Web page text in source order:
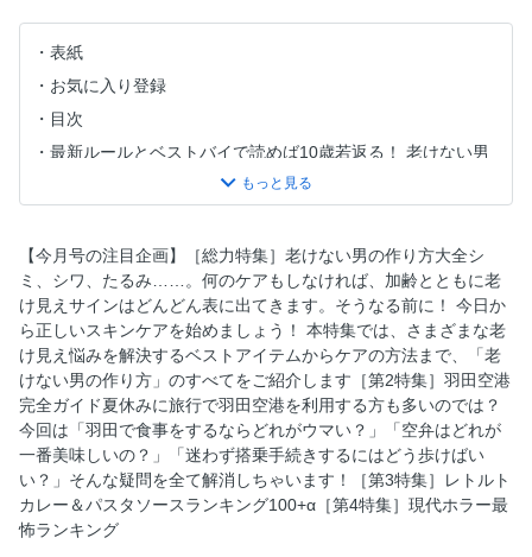
表紙
お気に入り登録
目次
最新ルールとベストバイで読めば10歳若返る！ 老けない男
の作り方大全【総力特集】
羽田空港完全ガイド【第2特集】
レトルトカレー＆パスタソースランキング＋α【第3特集】
現代ホラー最怖ランキング【第4特集】
TEST the RANKING ノンアルコールビール 最新＆人気10選
TEST the RANKING 完全栄養食ドリンク 人気10選
アマゾン5つ星探検隊［モバイルバッテリー用難燃性ケー
ス］
MONOQLOグルメ［お取り寄せチーズケーキ］
MBのファッション誌はいりません。 Season2
ひろゆきに、勧めてみた。
大谷和利のリアルグッドデザイン賞
【今月号の注目企画】［総力特集］老けない男の作り方大全シ
ミ、シワ、たるみ……。何のケアもしなければ、加齢とともに老
け見えサインはどんどん表に出てきます。そうなる前に！ 今日か
ら正しいスキンケアを始めましょう！ 本特集では、さまざまな老
け見え悩みを解決するベストアイテムからケアの方法まで、「老
けない男の作り方」のすべてをご紹介します［第2特集］羽田空港
完全ガイド夏休みに旅行で羽田空港を利用する方も多いのでは？
今回は「羽田で食事をするならどれがウマい？」「空弁はどれが
一番美味しいの？」「迷わず搭乗手続きするにはどう歩けばい
い？」そんな疑問を全て解消しちゃいます！［第3特集］レトルト
カレー＆パスタソースランキング100+α［第4特集］現代ホラー最
怖ランキング